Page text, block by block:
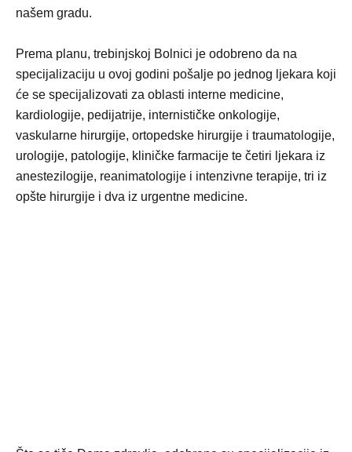
našem gradu.
Prema planu, trebinjskoj Bolnici je odobreno da na
specijalizaciju u ovoj godini pošalje po jednog ljekara koji
će se specijalizovati za oblasti interne medicine,
kardiologije, pedijatrije, internističke onkologije,
vaskularne hirurgije, ortopedske hirurgije i traumatologije,
urologije, patologije, kliničke farmacije te četiri ljekara iz
anestezilogije, reanimatologije i intenzivne terapije, tri iz
opšte hirurgije i dva iz urgentne medicine.